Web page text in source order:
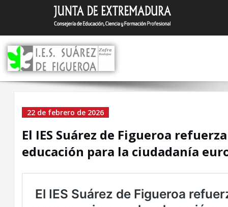
Saltar
contenido
El IES Suárez de
refuerza su compromiso
con la educación para la
ciudadanía europea
22 de febrero de 2026
El IES Suárez de Figueroa
educación para la ciudadanía